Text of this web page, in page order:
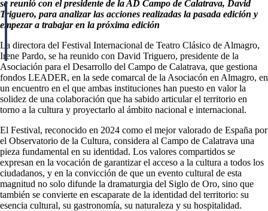
se reunió con el presidente de la AD Campo de Calatrava, David
Triguero, para analizar las acciones realizadas la pasada edición y
empezar a trabajar en la próxima edición
La directora del Festival Internacional de Teatro Clásico de Almagro,
Irene Pardo, se ha reunido con David Triguero, presidente de la
Asociación para el Desarrollo del Campo de Calatrava, que gestiona
fondos LEADER, en la sede comarcal de la Asociacón en Almagro, en
un encuentro en el que ambas instituciones han puesto en valor la
solidez de una colaboración que ha sabido articular el territorio en
torno a la cultura y proyectarlo al ámbito nacional e internacional.
El Festival, reconocido en 2024 como el mejor valorado de España por
el Observatorio de la Cultura, considera al Campo de Calatrava una
pieza fundamental en su identidad. Los valores compartidos se
expresan en la vocación de garantizar el acceso a la cultura a todos los
ciudadanos, y en la convicción de que un evento cultural de esta
magnitud no solo difunde la dramaturgia del Siglo de Oro, sino que
también se convierte en escaparate de la identidad del territorio: su
esencia cultural, su gastronomía, su naturaleza y su hospitalidad.